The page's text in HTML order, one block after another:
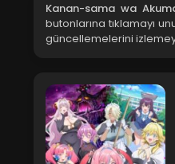
Kanan-sama wa
butonlarına tıklamayı
güncellemelerini